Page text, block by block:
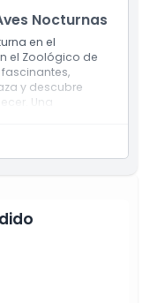
Nocturnas
en el
el Zoológico de
y descubre
Una
una visión